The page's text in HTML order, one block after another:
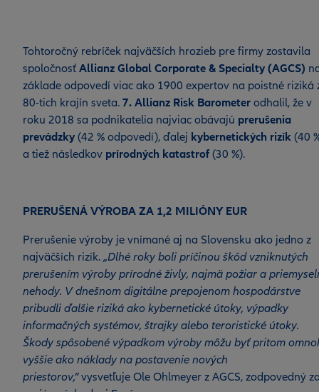
Tohtoročný rebríček najväčších hrozieb pre firmy zostavila
spoločnosť Allianz Global Corporate & Specialty (AGCS)
základe odpovedí viac ako 1900 expertov na poistné riziká
80-tich krajín sveta. 7. Allianz Risk Barometer odhalil, že v
roku 2018 sa podnikatelia najviac obávajú prerušenia
prevádzky (42 % odpovedí), ďalej kybernetických rizík (40
a tiež následkov prírodných katastrof (30 %).
PRERUŠENÁ VÝROBA ZA 1,2 MILIÓNY EUR
Prerušenie výroby je vnímané aj na Slovensku ako jedno z
najväčších rizík. „Dlhé roky boli príčinou škôd vzniknutých
prerušením výroby prírodné živly, najmä požiar a
nehody. V dnešnom digitálne prepojenom hospodárstve
pribudli ďalšie riziká ako kybernetické útoky, výpadky
informačných systémov, štrajky alebo teroristické útoky.
Škody spôsobené výpadkom výroby môžu byť pritom
vyššie ako náklady na postavenie nových
priestorov,“vysvetľuje Ole Ohlmeyer z AGCS, zodpovedný